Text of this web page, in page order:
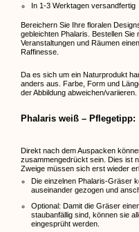
In 1-3 Werktagen versandfertig
Bereichern Sie Ihre floralen
gebleichten Phalaris. Bestellen
Veranstaltungen und Räumen
Raffinesse.
Da es sich um ein Naturprodukt
anders aus. Farbe, Form und
der Abbildung abweichen/variieren.
Phalaris weiß – Pflegetipp:
Direkt nach dem Auspacken
zusammengedrückt sein. Dies ist
Zweige müssen sich erst wieder
Die einzelnen Phalaris-Gräser
auseinander gezogen und
Optional: Damit die Gräser
staubanfällig sind, können sie
eingesprüht werden.